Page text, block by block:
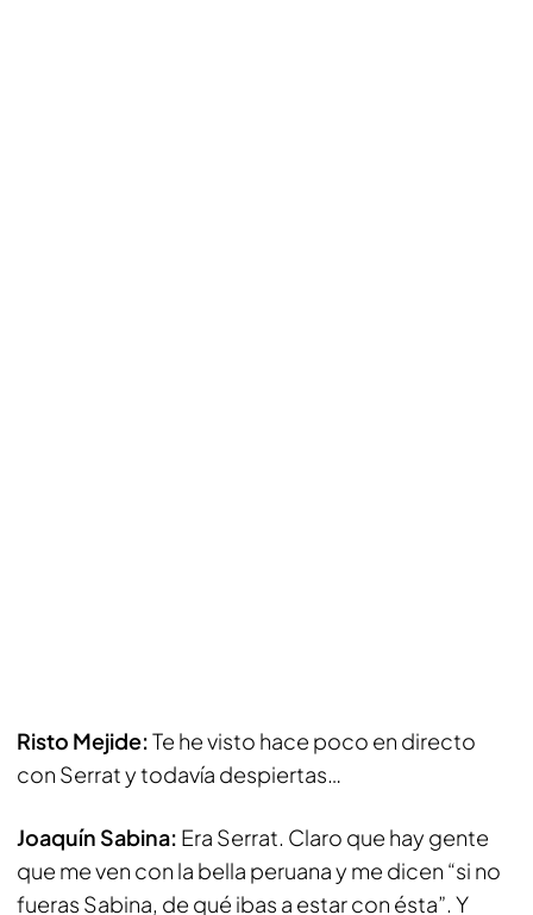
Risto Mejide:Te he visto hace poco en directo
con Serrat y todavía despiertas…
Joaquín Sabina: Era Serrat. Claro que hay gente
que me ven con la bella peruana y me dicen “si no
fueras Sabina, de qué ibas a estar con ésta”. Y